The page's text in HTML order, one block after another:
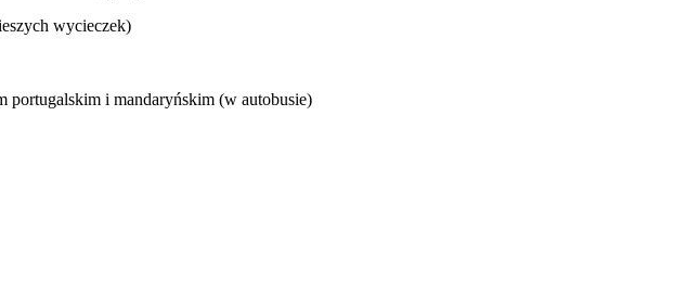
wycieczek)
i mandaryńskim (w autobusie)